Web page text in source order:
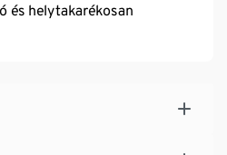
és helytakarékosan